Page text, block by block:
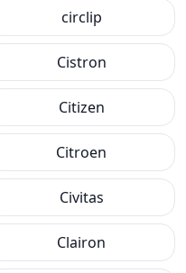
circlip
Cistron
Citizen
Citroen
Civitas
Clairon